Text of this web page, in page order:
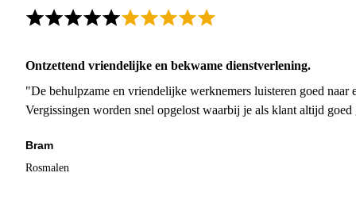
Ontzettend vriendelijke en bekwame dienstverlening.
"De behulpzame en vriendelijke werknemers luisteren goed naar
Vergissingen worden snel opgelost waarbij je als klant altijd
Bram
Rosmalen